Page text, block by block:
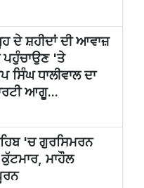
ਦੇ ਸ਼ਹੀਦਾਂ ਦੀ ਆਵਾਜ਼
ਪਹੁੰਚਾਉਣ 'ਤੇ
ਸਿੰਘ ਧਾਲੀਵਾਲ ਦਾ
ਆਗੂ...
'ਚ ਗੁਰਸਿਮਰਨ
ਮਾਹੌਲ